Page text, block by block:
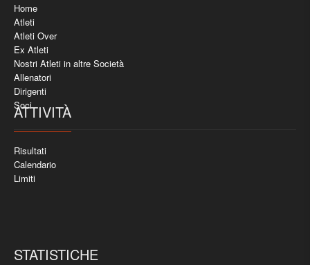
Home
Atleti
Atleti Over
Ex Atleti
Nostri Atleti in altre Società
Allenatori
Dirigenti
Soci
ATTIVITÀ
Risultati
Calendario
Limiti
STATISTICHE